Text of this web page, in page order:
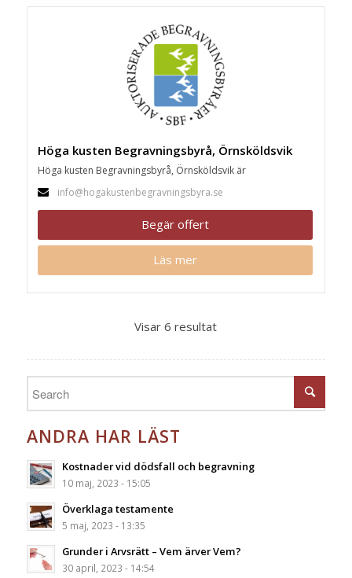
Höga kusten Begravningsbyrå, Örnsköldsvik
Höga kusten Begravningsbyrå, Örnsköldsvik är
info@hogakustenbegravningsbyra.se
Begär offert
Läs mer
Visar 6 resultat
ANDRA HAR LÄST
Kostnader vid dödsfall och begravning
10 maj, 2023 - 15:05
Överklaga testamente
5 maj, 2023 - 13:35
Grunder i Arvsrätt – Vem ärver Vem?
30 april, 2023 - 14:54